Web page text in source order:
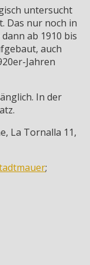
untersucht
Das nur noch in
ab 1910 bis
auch
Jahren
In der
La Tornalla 11,
;